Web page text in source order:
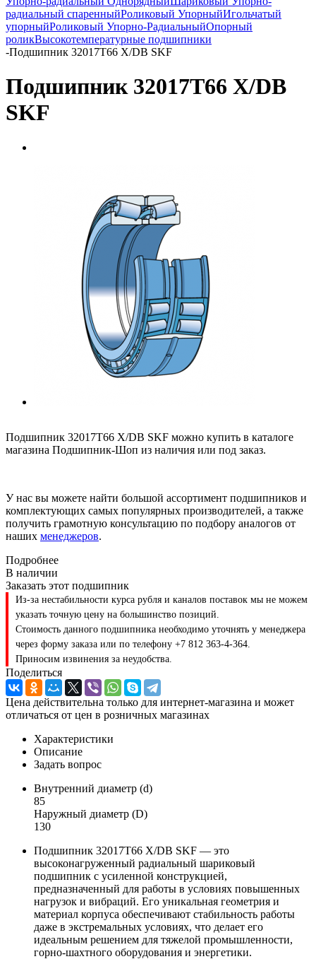
радиальный спаренныйРоликовый УпорныйИгольчатый
упорныйРоликовый Упорно-РадиальныйОпорный
роликВысокотемпературные подшипники
-Подшипник 32017T66 X/DB SKF
Подшипник 32017T66 X/DB
SKF
Подшипник 32017T66 X/DB SKF можно купить в каталоге
магазина Подшипник-Шоп из наличия или под заказ.
У нас вы можете найти большой ассортимент подшипников и
комплектующих самых популярных производителей, а также
получить грамотную консультацию по подбору аналогов от
наших менеджеров.
Подробнее
В наличии
Заказать этот подшипник
Из-за нестабильности курса рубля и каналов поставок мы не можем
указать точную цену на большинство позиций.
Стоимость данного подшипника необходимо уточнять у менеджера
через форму заказа или по телефону +7 812 363-4-364.
Приносим извинения за неудобства.
Поделиться
Цена действительна только для интернет-магазина и может
отличаться от цен в розничных магазинах
Характеристики
Описание
Задать вопрос
Внутренний диаметр (d)
85
Наружный диаметр (D)
130
Подшипник 32017T66 X/DB SKF — это
высоконагруженный радиальный шариковый
подшипник с усиленной конструкцией,
предназначенный для работы в условиях повышенных
нагрузок и вибраций. Его уникальная геометрия и
материал корпуса обеспечивают стабильность работы
даже в экстремальных условиях, что делает его
идеальным решением для тяжелой промышленности,
горно-шахтного оборудования и энергетики.